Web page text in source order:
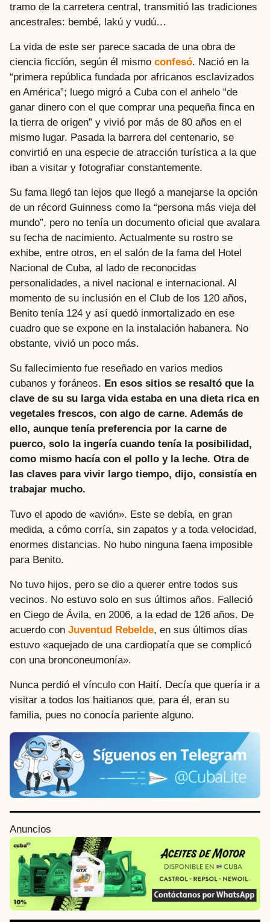
tramo de la carretera central, transmitió las tradiciones
ancestrales: bembé, lakú y vudú…
La vida de este ser parece sacada de una obra de
ciencia ficción, según él mismo confesó. Nació en la
“primera república fundada por africanos esclavizados
en América”; luego migró a Cuba con el anhelo “de
ganar dinero con el que comprar una pequeña finca en
la tierra de origen” y vivió por más de 80 años en el
mismo lugar. Pasada la barrera del centenario, se
convirtió en una especie de atracción turística a la que
iban a visitar y fotografiar constantemente.
Su fama llegó tan lejos que llegó a manejarse la opción
de un récord Guinness como la “persona más vieja del
mundo”, pero no tenía un documento oficial que avalara
su fecha de nacimiento. Actualmente su rostro se
exhibe, entre otros, en el salón de la fama del Hotel
Nacional de Cuba, al lado de reconocidas
personalidades, a nivel nacional e internacional. Al
momento de su inclusión en el Club de los 120 años,
Benito tenía 124 y así quedó inmortalizado en ese
cuadro que se expone en la instalación habanera. No
obstante, vivió un poco más.
Su fallecimiento fue reseñado en varios medios
cubanos y foráneos. En esos sitios se resaltó que la
clave de su su larga vida estaba en una dieta rica en
vegetales frescos, con algo de carne. Además de
ello, aunque tenía preferencia por la carne de
puerco, solo la ingería cuando tenía la posibilidad,
como mismo hacía con el pollo y la leche. Otra de
las claves para vivir largo tiempo, dijo, consistía en
trabajar mucho.
Tuvo el apodo de «avión». Este se debía, en gran
medida, a cómo corría, sin zapatos y a toda velocidad,
enormes distancias. No hubo ninguna faena imposible
para Benito.
No tuvo hijos, pero se dio a querer entre todos sus
vecinos. No estuvo solo en sus últimos años. Falleció
en Ciego de Ávila, en 2006, a la edad de 126 años. De
acuerdo con Juventud Rebelde, en sus últimos días
estuvo «aquejado de una cardiopatía que se complicó
con una bronconeumonía».
Nunca perdió el vínculo con Haití. Decía que quería ir a
visitar a todos los haitianos que, para él, eran su
familia, pues no conocía pariente alguno.
Anuncios
P
o
P
a